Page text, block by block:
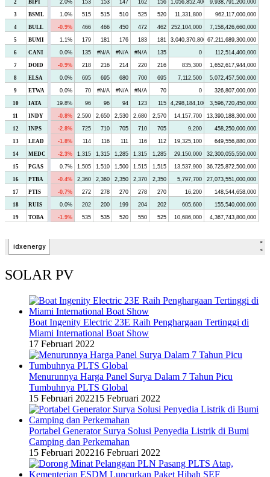
SOLAR PV
Boat Ingenity Electric 23E Raih Penghargaan Tertinggi di
Miami International Boat Show
17 Februari 2022
Menurunnya Harga Panel Surya Dalam 7 Tahun Picu
Tumbuhnya PLTS Global
15 Februari 202215 Februari 2022
Portabel Generator Surya Solusi Penyedia Listrik di Bumi
Camping dan Perkemahan
15 Februari 202216 Februari 2022